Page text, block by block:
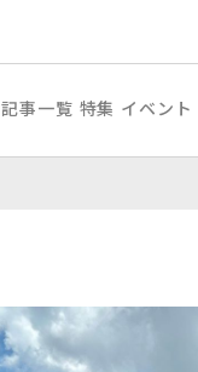
記事一覧 特集 イベント